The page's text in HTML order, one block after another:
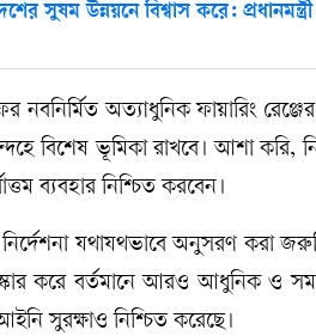
সুষম উন্নয়নে বিশ্বাস করে: প্রধানমন্ত্রী
অত্যাধুনিক ফায়ারিং রেঞ্জের
বিশেষ ভূমিকা রাখবে। আশা
ব্যবহার নিশ্চিত করবেন।
যথাযথভাবে অনুসরণ করা
করে বর্তমানে আরও আধুনিক ও
সুরক্ষাও নিশ্চিত করেছে।